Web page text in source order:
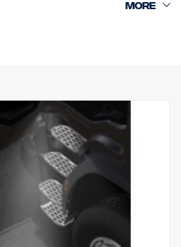
joissa on tehdasasenteiset